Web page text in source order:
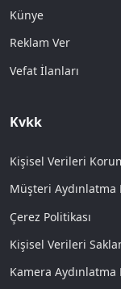
Künye
Reklam Ver
Vefat İlanları
Kvkk
Kişisel Verileri
Müşteri Aydınlatma
Çerez Politikası
Kişisel Verileri
Kamera Aydınlatma